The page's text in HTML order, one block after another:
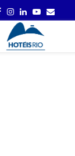
FACEBOOK
INSTAGRAM
LINKEDINYOUTUBE
EMAIL